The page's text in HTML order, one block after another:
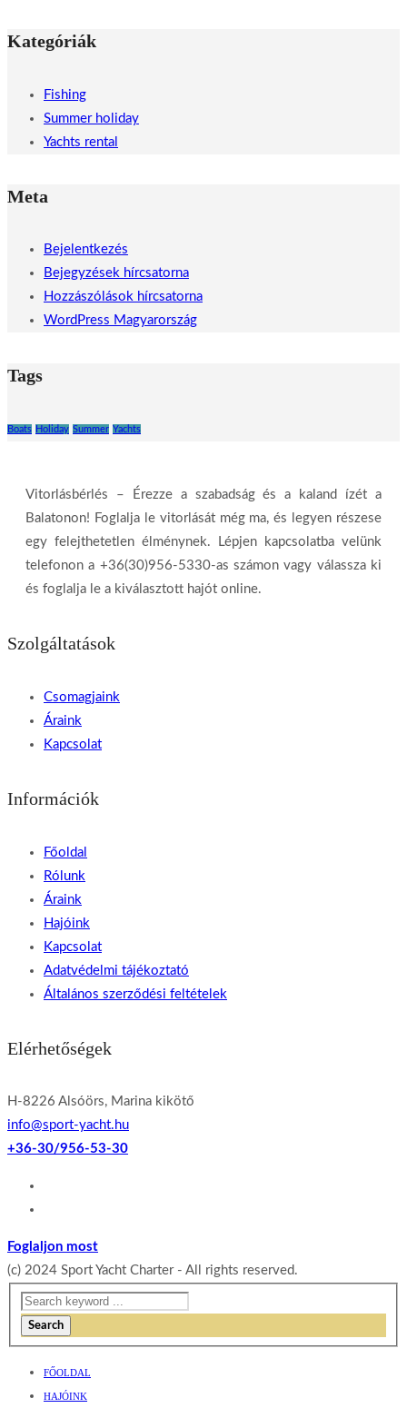
Kategóriák
Fishing
Summer holiday
Yachts rental
Meta
Bejelentkezés
Bejegyzések hírcsatorna
Hozzászólások hírcsatorna
WordPress Magyarország
Tags
Boats Holiday Summer Yachts
Vitorlásbérlés – Érezze a szabadság és a kaland ízét a
Balatonon! Foglalja le vitorlását még ma, és legyen részese
egy felejthetetlen élménynek. Lépjen kapcsolatba velünk
telefonon a +36(30)956-5330-as számon vagy válassza ki
és foglalja le a kiválasztott hajót online.
Szolgáltatások
Csomagjaink
Áraink
Kapcsolat
Információk
Főoldal
Rólunk
Áraink
Hajóink
Kapcsolat
Adatvédelmi tájékoztató
Általános szerződési feltételek
Elérhetőségek
H-8226 Alsóörs, Marina kikötő
info@sport-yacht.hu
+36-30/956-53-30
Foglaljon most
(c) 2024 Sport Yacht Charter - All rights reserved.
Search
FŐOLDAL
HAJÓINK